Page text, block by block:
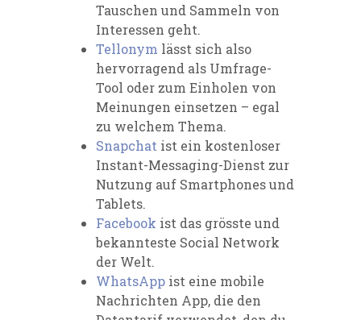
Tauschen und Sammeln von
Interessen geht.
Tellonym lässt sich also
hervorragend als Umfrage-
Tool oder zum Einholen von
Meinungen einsetzen – egal
zu welchem Thema.
Snapchat ist ein kostenloser
Instant-Messaging-Dienst zur
Nutzung auf Smartphones und
Tablets.
Facebook ist das grösste und
bekannteste Social Network
der Welt.
WhatsApp ist eine mobile
Nachrichten App, die den